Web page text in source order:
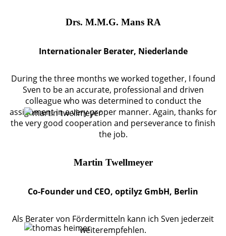
Drs. M.M.G. Mans RA
Internationaler Berater, Niederlande
During the three months we worked together, I found
Sven to be an accurate, professional and driven
colleague who was determined to conduct the
assignment in a very proper manner. Again, thanks for
the very good cooperation and perseverance to finish
the job.
Martin Twellmeyer
Co-Founder und CEO, optilyz GmbH, Berlin
Als Berater von Fördermitteln kann ich Sven jederzeit
weiterempfehlen.